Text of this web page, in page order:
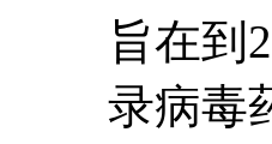
旨在到
录病毒